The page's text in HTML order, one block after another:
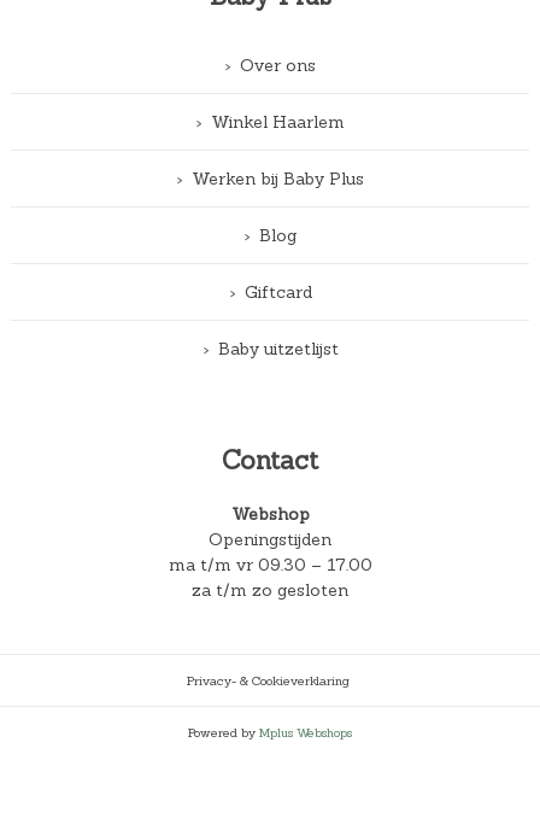
Over ons
Winkel Haarlem
Werken bij Baby Plus
Blog
Giftcard
Baby uitzetlijst
Contact
Webshop
Openingstijden
ma t/m vr 09.30 – 17.00
za t/m zo gesloten
Privacy- & Cookieverklaring
Powered by Mplus Webshops